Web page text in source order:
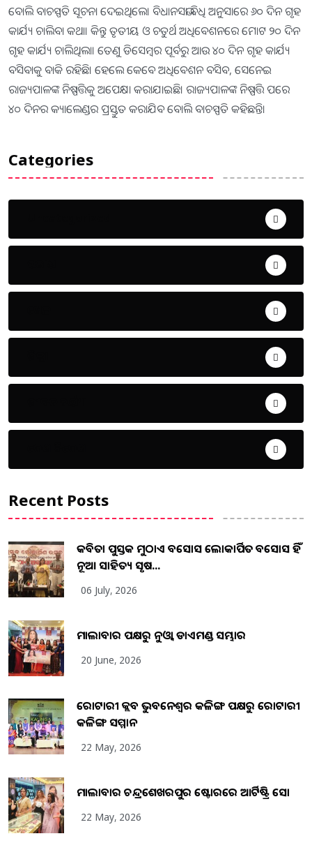
ବୋଲି ବାଚସ୍ପତି ସୂଚନା ଦେଇଥିଲେ। ବିଧାନସଭା ବିଧି ଅନୁସାରେ ୬୦ ଦିନ ଗୃହ
କାର୍ଯ୍ୟ ଚାଲିବା କଥା। କିନ୍ତୁ ତୃତୀୟ ଓ ଚତୁର୍ଥ ଅଧିବେଶନରେ ମୋଟ ୨୦ ଦିନ
ଗୃହ କାର୍ଯ୍ୟ ଚାଲିଥିଲା। ତେଣୁ ଡିସେମ୍ବର ପୂର୍ବରୁ ଆଉ ୪୦ ଦିନ ଗୃହ କାର୍ଯ୍ୟ
ବସିବାକୁ ବାକି ରହିଛି। ହେଲେ କେବେ ଅଧିବେଶନ ବସିବ, ସେନେଇ
ରାଜ୍ୟପାଳଙ୍କ ନିଷ୍ପତ୍ତିକୁ ଅପେକ୍ଷା କରାଯାଇଛି। ରାଜ୍ୟପାଳଙ୍କ ନିଷ୍ପତ୍ତି ପରେ
୪୦ ଦିନର କ୍ୟାଲେଣ୍ଡର ପ୍ରସ୍ତୁତ କରାଯିବ ବୋଲି ବାଚସ୍ପତି କହିଛନ୍ତି।
Categories
Recent Posts
କବିତା ପୁସ୍ତକ ମୁଠାଏ ଅବସୋସ ଲୋକାର୍ପିତ ଅବସୋସ ହିଁ
ନୂଆ ସାହିତ୍ୟ ସୃଷ...
06 July, 2026
ମାଲାବାର ପକ୍ଷରୁ ନୁଓ୍ବା ଡାଏମଣ୍ଡ ସମ୍ଭାର
20 June, 2026
ରୋଟାରୀ କ୍ଲବ ଭୁବନେଶ୍ୱର କଳିଙ୍ଗ ପକ୍ଷରୁ ରୋଟାରୀ
କଳିଙ୍ଗ ସମ୍ମାନ
22 May, 2026
ମାଲାବାର ଚନ୍ଦ୍ରଶେଖରପୁର ଷ୍ଟୋରରେ ଆର୍ଟିଷ୍ଟ୍ରି ସୋ
22 May, 2026